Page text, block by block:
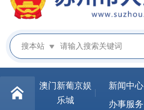
搜本站
澳门新葡京娱
乐城
新闻中心
办事服务